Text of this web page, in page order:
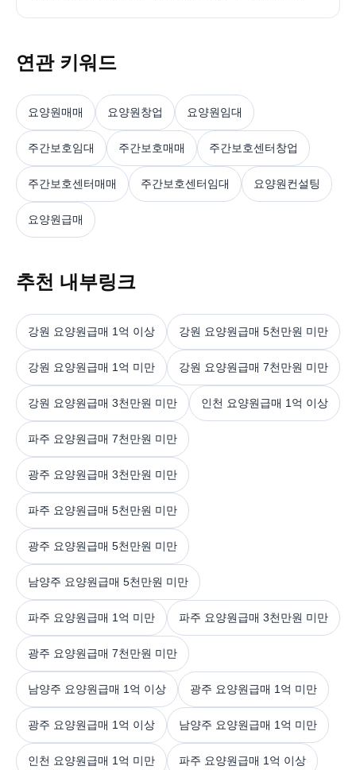
연관 키워드
요양원매매 요양원창업 요양원임대
주간보호임대 주간보호매매 주간보호센터창업
주간보호센터매매 주간보호센터임대 요양원컨설팅
요양원급매
추천 내부링크
강원 요양원급매 1억 이상 강원 요양원급매 5천만원 미만
강원 요양원급매 1억 미만 강원 요양원급매 7천만원 미만
강원 요양원급매 3천만원 미만 인천 요양원급매 1억 이상
파주 요양원급매 7천만원 미만
광주 요양원급매 3천만원 미만
파주 요양원급매 5천만원 미만
광주 요양원급매 5천만원 미만
남양주 요양원급매 5천만원 미만
파주 요양원급매 1억 미만 파주 요양원급매 3천만원 미만
광주 요양원급매 7천만원 미만
남양주 요양원급매 1억 이상 광주 요양원급매 1억 미만
광주 요양원급매 1억 이상 남양주 요양원급매 1억 미만
인천 요양원급매 1억 미만 파주 요양원급매 1억 이상